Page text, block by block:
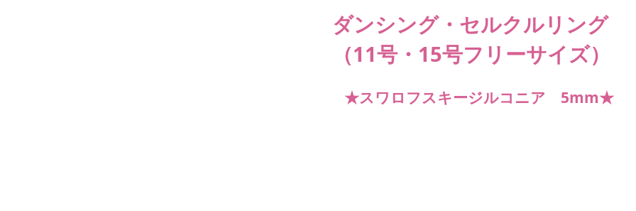
​ダンシング・セルクルリング
（11号・15号フリーサイズ）
★スワロフスキージルコニア 5mm★